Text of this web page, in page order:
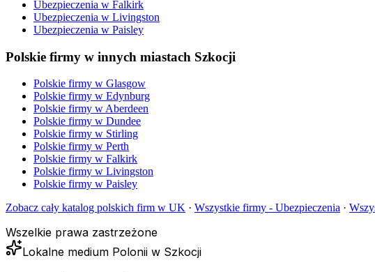
Ubezpieczenia w Falkirk
Ubezpieczenia w Livingston
Ubezpieczenia w Paisley
Polskie firmy w innych miastach Szkocji
Polskie firmy w Glasgow
Polskie firmy w Edynburg
Polskie firmy w Aberdeen
Polskie firmy w Dundee
Polskie firmy w Stirling
Polskie firmy w Perth
Polskie firmy w Falkirk
Polskie firmy w Livingston
Polskie firmy w Paisley
Zobacz cały katalog polskich firm w UK · Wszystkie firmy - Ubezpieczenia ·
Wszelkie prawa zastrzeżone
Lokalne medium Polonii w Szkocji